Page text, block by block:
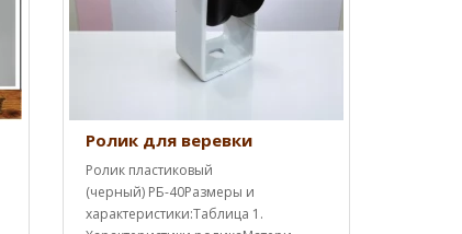
Ролик для веревки
Ролик пластиковый
(черный) РБ-40Размеры и
характеристики:Таблица 1.